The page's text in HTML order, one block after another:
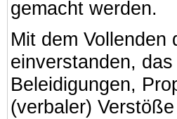
gemacht werden.
Mit dem
einverstanden,
Beleidigungen,
(verbaler)